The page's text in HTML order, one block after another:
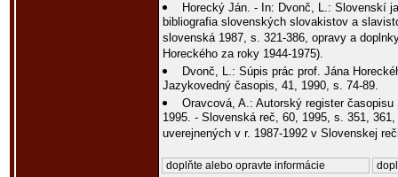
Horecký Ján. - In: Dvonč, L.: Slovenskí
bibliografia slovenských slovakistov a
slovenská 1987, s. 321-386, opravy a
Horeckého za roky 1944-1975).
Dvonč, L.: Súpis prác prof. Jána
Jazykovedný časopis, 41, 1990, s. 74-89.
Oravcová, A.: Autorský register
1995. - Slovenská reč, 60, 1995, s. 351,
uverejnených v r. 1987-1992 v Slovenskej
doplňte alebo opravte informácie